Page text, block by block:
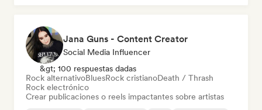
Jana Guns - Content Creator
Social Media Influencer
&gt; 100 respuestas dadas
Rock alternativoBluesRock cristianoDeath / Thrash
Rock electrónico
Crear publicaciones o reels impactantes sobre artistas